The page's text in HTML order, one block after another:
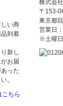
い商
到着
新し
お届
った
。
ちら
株式会
〒153-
東京都
営業日
※土曜